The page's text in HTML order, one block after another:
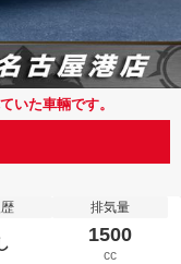
いた車輛です。
排気量
1500
cc